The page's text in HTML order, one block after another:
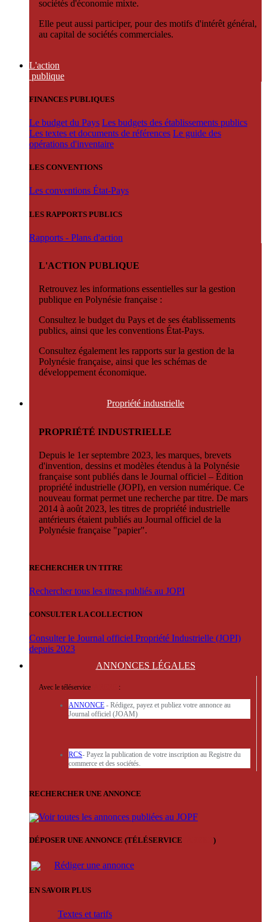
sociétés d'économie mixte.
Elle peut aussi participer, pour des motifs d'intérêt général,
au capital de sociétés commerciales.
L'action
publique
FINANCES PUBLIQUES
Le budget du Pays Les budgets des établissements publics
Les textes et documents de références Le guide des
opérations d'inventaire
LES CONVENTIONS
Les conventions État-Pays
LES RAPPORTS PUBLICS
Rapports - Plans d'action
L'ACTION PUBLIQUE
Retrouvez les informations essentielles sur la gestion
publique en Polynésie française :
Consultez le budget du Pays et de ses établissements
publics, ainsi que les conventions État-Pays.
Consultez également les rapports sur la gestion de la
Polynésie française, ainsi que les schémas de
développement économique.
Propriété industrielle
PROPRIÉTÉ INDUSTRIELLE
Depuis le 1er septembre 2023, les marques, brevets
d'invention, dessins et modèles étendus à la Polynésie
française sont publiés dans le Journal officiel – Édition
propriété industrielle (JOPI), en version numérique. Ce
nouveau format permet une recherche par titre. De mars
2014 à août 2023, les titres de propriété industrielle
antérieurs étaient publiés au Journal officiel de la
Polynésie française "papier".
RECHERCHER UN TITRE
Rechercher tous les titres publiés au JOPI
CONSULTER LA COLLECTION
Consulter le Journal officiel Propriété Industrielle (JOPI)
depuis 2023
ANNONCES LÉGALES
Avec le téléservice :
ANNONCE - Rédigez, payez et publiez votre annonce au
Journal officiel (JOAM)
RCS- Payez la publication de votre inscription au Registre du
commerce et des sociétés.
RECHERCHER UNE ANNONCE
Voir toutes les annonces publiées au JOPF
DÉPOSER UNE ANNONCE (TÉLÉSERVICE )
Rédiger une annonce
EN SAVOIR PLUS
Textes et tarifs